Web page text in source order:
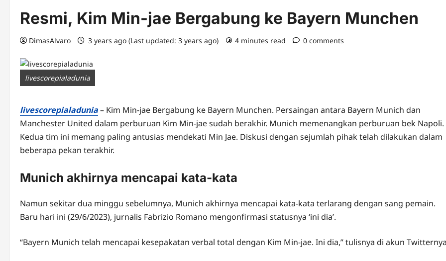
Resmi, Kim Min-jae Bergabung ke Bayern Munchen
DimasAlvaro 3 years ago (Last updated: 3 years ago) 4 minutes read 0 comments
livescorepialadunia
livescorepialadunia– Kim Min-jae Bergabung ke Bayern Munchen. Persaingan antara Bayern Munich dan
Manchester United dalam perburuan Kim Min-jae sudah berakhir. Munich memenangkan perburuan bek Napoli.
Kedua tim ini memang paling antusias mendekati Min Jae. Diskusi dengan sejumlah pihak telah dilakukan dalam
beberapa pekan terakhir.
Munich akhirnya mencapai kata-kata
Namun sekitar dua minggu sebelumnya, Munich akhirnya mencapai kata-kata terlarang dengan sang pemain.
Baru hari ini (29/6/2023), jurnalis Fabrizio Romano mengonfirmasi statusnya ‘ini dia’.
“Bayern Munich telah mencapai kesepakatan verbal total dengan Kim Min-jae. Ini dia,” tulisnya di akun